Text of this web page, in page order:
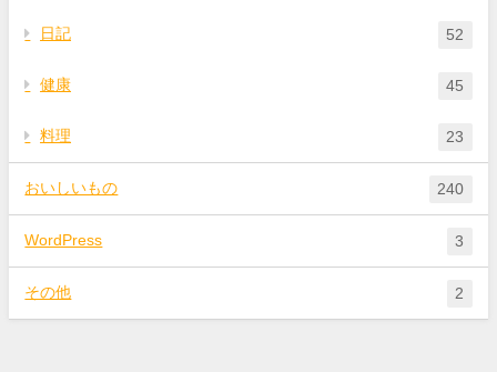
日記 52
健康 45
料理 23
おいしいもの 240
WordPress 3
その他 2